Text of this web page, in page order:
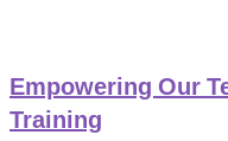
Empowering Our
Training